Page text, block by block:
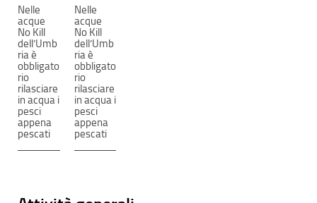
Nelle
acque
No Kill
dell’Umb
ria è
obbligato
rio
rilasciare
in acqua i
pesci
appena
pescati
Nelle
acque
No Kill
dell’Umb
ria è
obbligato
rio
rilasciare
in acqua i
pesci
appena
pescati